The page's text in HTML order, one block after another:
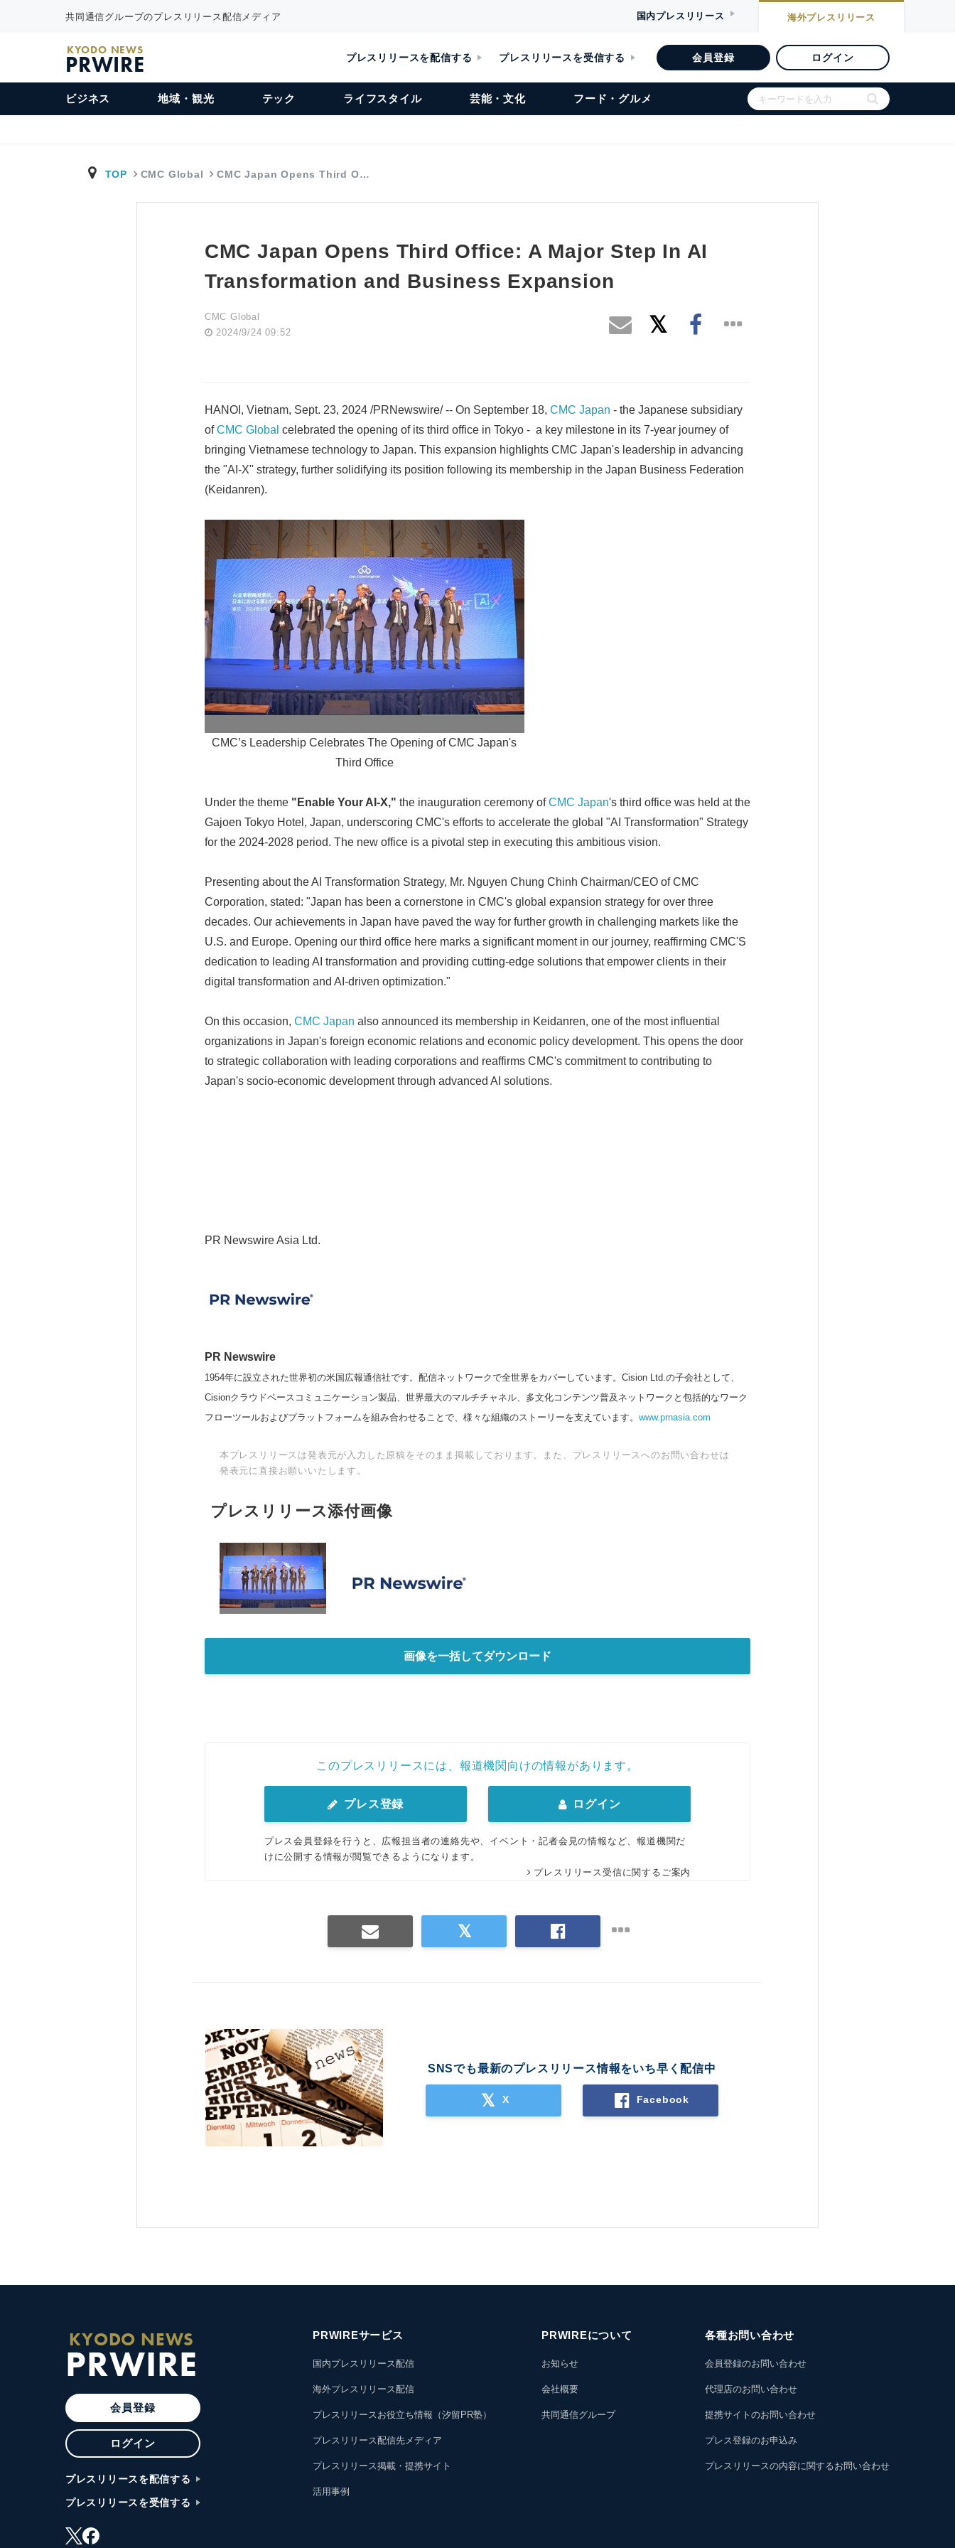
共同通信グループのプレスリリース配信メディア 国内プレスリリース 海外プレスリリース
KYODO NEWS
PRWIRE プレスリリースを配信する プレスリリースを受信する 会員登録 ログイン
ビジネス 地域・観光 テック ライフスタイル 芸能・文化 フード・グルメ
TOP CMC Global CMC Japan Opens Third O…
CMC Japan Opens Third Office: A Major Step In AI
Transformation and Business Expansion
CMC Global
2024/9/24 09:52
HANOI, Vietnam, Sept. 23, 2024 /PRNewswire/ -- On September 18, CMC Japan - the Japanese subsidiary
ofCMC Global celebrated the opening of its third office in Tokyo - a key milestone in its 7-year journey of
bringing Vietnamese technology to Japan. This expansion highlights CMC Japan's leadership in advancing
the "AI-X" strategy, further solidifying its position following its membership in the Japan Business Federation
(Keidanren).
CMC’s Leadership Celebrates The Opening of CMC Japan's
Third Office
Under the theme "Enable Your AI-X," the inauguration ceremony ofCMC Japan's third office was held at the
Gajoen Tokyo Hotel, Japan, underscoring CMC's efforts to accelerate the global "AI Transformation" Strategy
for the 2024-2028 period. The new office is a pivotal step in executing this ambitious vision.
Presenting about the AI Transformation Strategy, Mr. Nguyen Chung Chinh Chairman/CEO of CMC
Corporation, stated: "Japan has been a cornerstone in CMC's global expansion strategy for over three
decades. Our achievements in Japan have paved the way for further growth in challenging markets like the
U.S. and Europe. Opening our third office here marks a significant moment in our journey, reaffirming CMC'S
dedication to leading AI transformation and providing cutting-edge solutions that empower clients in their
digital transformation and AI-driven optimization."
On this occasion, CMC Japan also announced its membership in Keidanren, one of the most influential
organizations in Japan's foreign economic relations and economic policy development. This opens the door
to strategic collaboration with leading corporations and reaffirms CMC's commitment to contributing to
Japan's socio-economic development through advanced AI solutions.
PR Newswire Asia Ltd.
PR Newswire
1954年に設立された世界初の米国広報通信社です。配信ネットワークで全世界をカバーしています。Cision Ltd.の子会社として、
Cisionクラウドベースコミュニケーション製品、世界最大のマルチチャネル、多文化コンテンツ普及ネットワークと包括的なワーク
フローツールおよびプラットフォームを組み合わせることで、様々な組織のストーリーを支えています。 www.prnasia.com
本プレスリリースは発表元が入力した原稿をそのまま掲載しております。また、プレスリリースへのお問い合わせは
発表元に直接お願いいたします。
プレスリリース添付画像
画像を一括してダウンロード
このプレスリリースには、報道機関向けの情報があります。
プレス登録 ログイン
プレス会員登録を行うと、広報担当者の連絡先や、イベント・記者会見の情報など、報道機関だ
けに公開する情報が閲覧できるようになります。
プレスリリース受信に関するご案内
SNSでも最新のプレスリリース情報をいち早く配信中
X Facebook
KYODO NEWS
PRWIRE
会員登録
ログイン
プレスリリースを配信する
プレスリリースを受信する
PRWIREサービス
国内プレスリリース配信
海外プレスリリース配信
プレスリリースお役立ち情報（汐留PR塾）
プレスリリース配信先メディア
プレスリリース掲載・提携サイト
活用事例
PRWIREについて
お知らせ
会社概要
共同通信グループ
各種お問い合わせ
会員登録のお問い合わせ
代理店のお問い合わせ
提携サイトのお問い合わせ
プレス登録のお申込み
プレスリリースの内容に関するお問い合わせ
English